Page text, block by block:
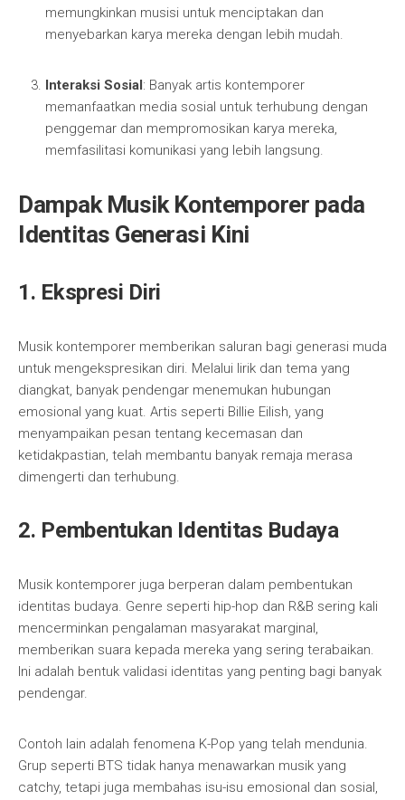
memungkinkan musisi untuk menciptakan dan
menyebarkan karya mereka dengan lebih mudah.
Interaksi Sosial: Banyak artis kontemporer
memanfaatkan media sosial untuk terhubung dengan
penggemar dan mempromosikan karya mereka,
memfasilitasi komunikasi yang lebih langsung.
Dampak Musik Kontemporer pada
Identitas Generasi Kini
1. Ekspresi Diri
Musik kontemporer memberikan saluran bagi generasi muda
untuk mengekspresikan diri. Melalui lirik dan tema yang
diangkat, banyak pendengar menemukan hubungan
emosional yang kuat. Artis seperti Billie Eilish, yang
menyampaikan pesan tentang kecemasan dan
ketidakpastian, telah membantu banyak remaja merasa
dimengerti dan terhubung.
2. Pembentukan Identitas Budaya
Musik kontemporer juga berperan dalam pembentukan
identitas budaya. Genre seperti hip-hop dan R&B sering kali
mencerminkan pengalaman masyarakat marginal,
memberikan suara kepada mereka yang sering terabaikan.
Ini adalah bentuk validasi identitas yang penting bagi banyak
pendengar.
Contoh lain adalah fenomena K-Pop yang telah mendunia.
Grup seperti BTS tidak hanya menawarkan musik yang
catchy, tetapi juga membahas isu-isu emosional dan sosial,